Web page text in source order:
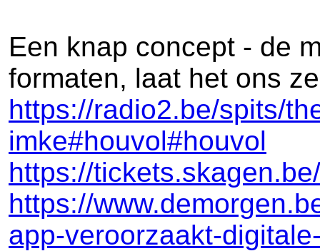
Een knap concept - de
formaten, laat het ons
https://radio2.be/spits/
imke#houvol#houvol
https://
https://
app-veroorzaakt-